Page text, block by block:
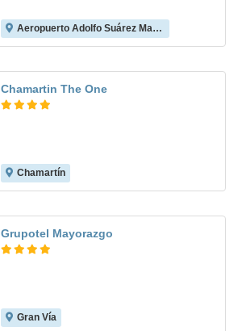
Aeropuerto Adolfo Suárez Madrid-Barajas
Chamartin The One
Chamartín
Grupotel Mayorazgo
Gran Vía